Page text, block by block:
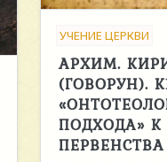
УЧЕНИЕ ЦЕРКВИ
АРХИМ.
(ГОВОРУН).
ПОДХОДА»
ПЕРВЕНСТВА